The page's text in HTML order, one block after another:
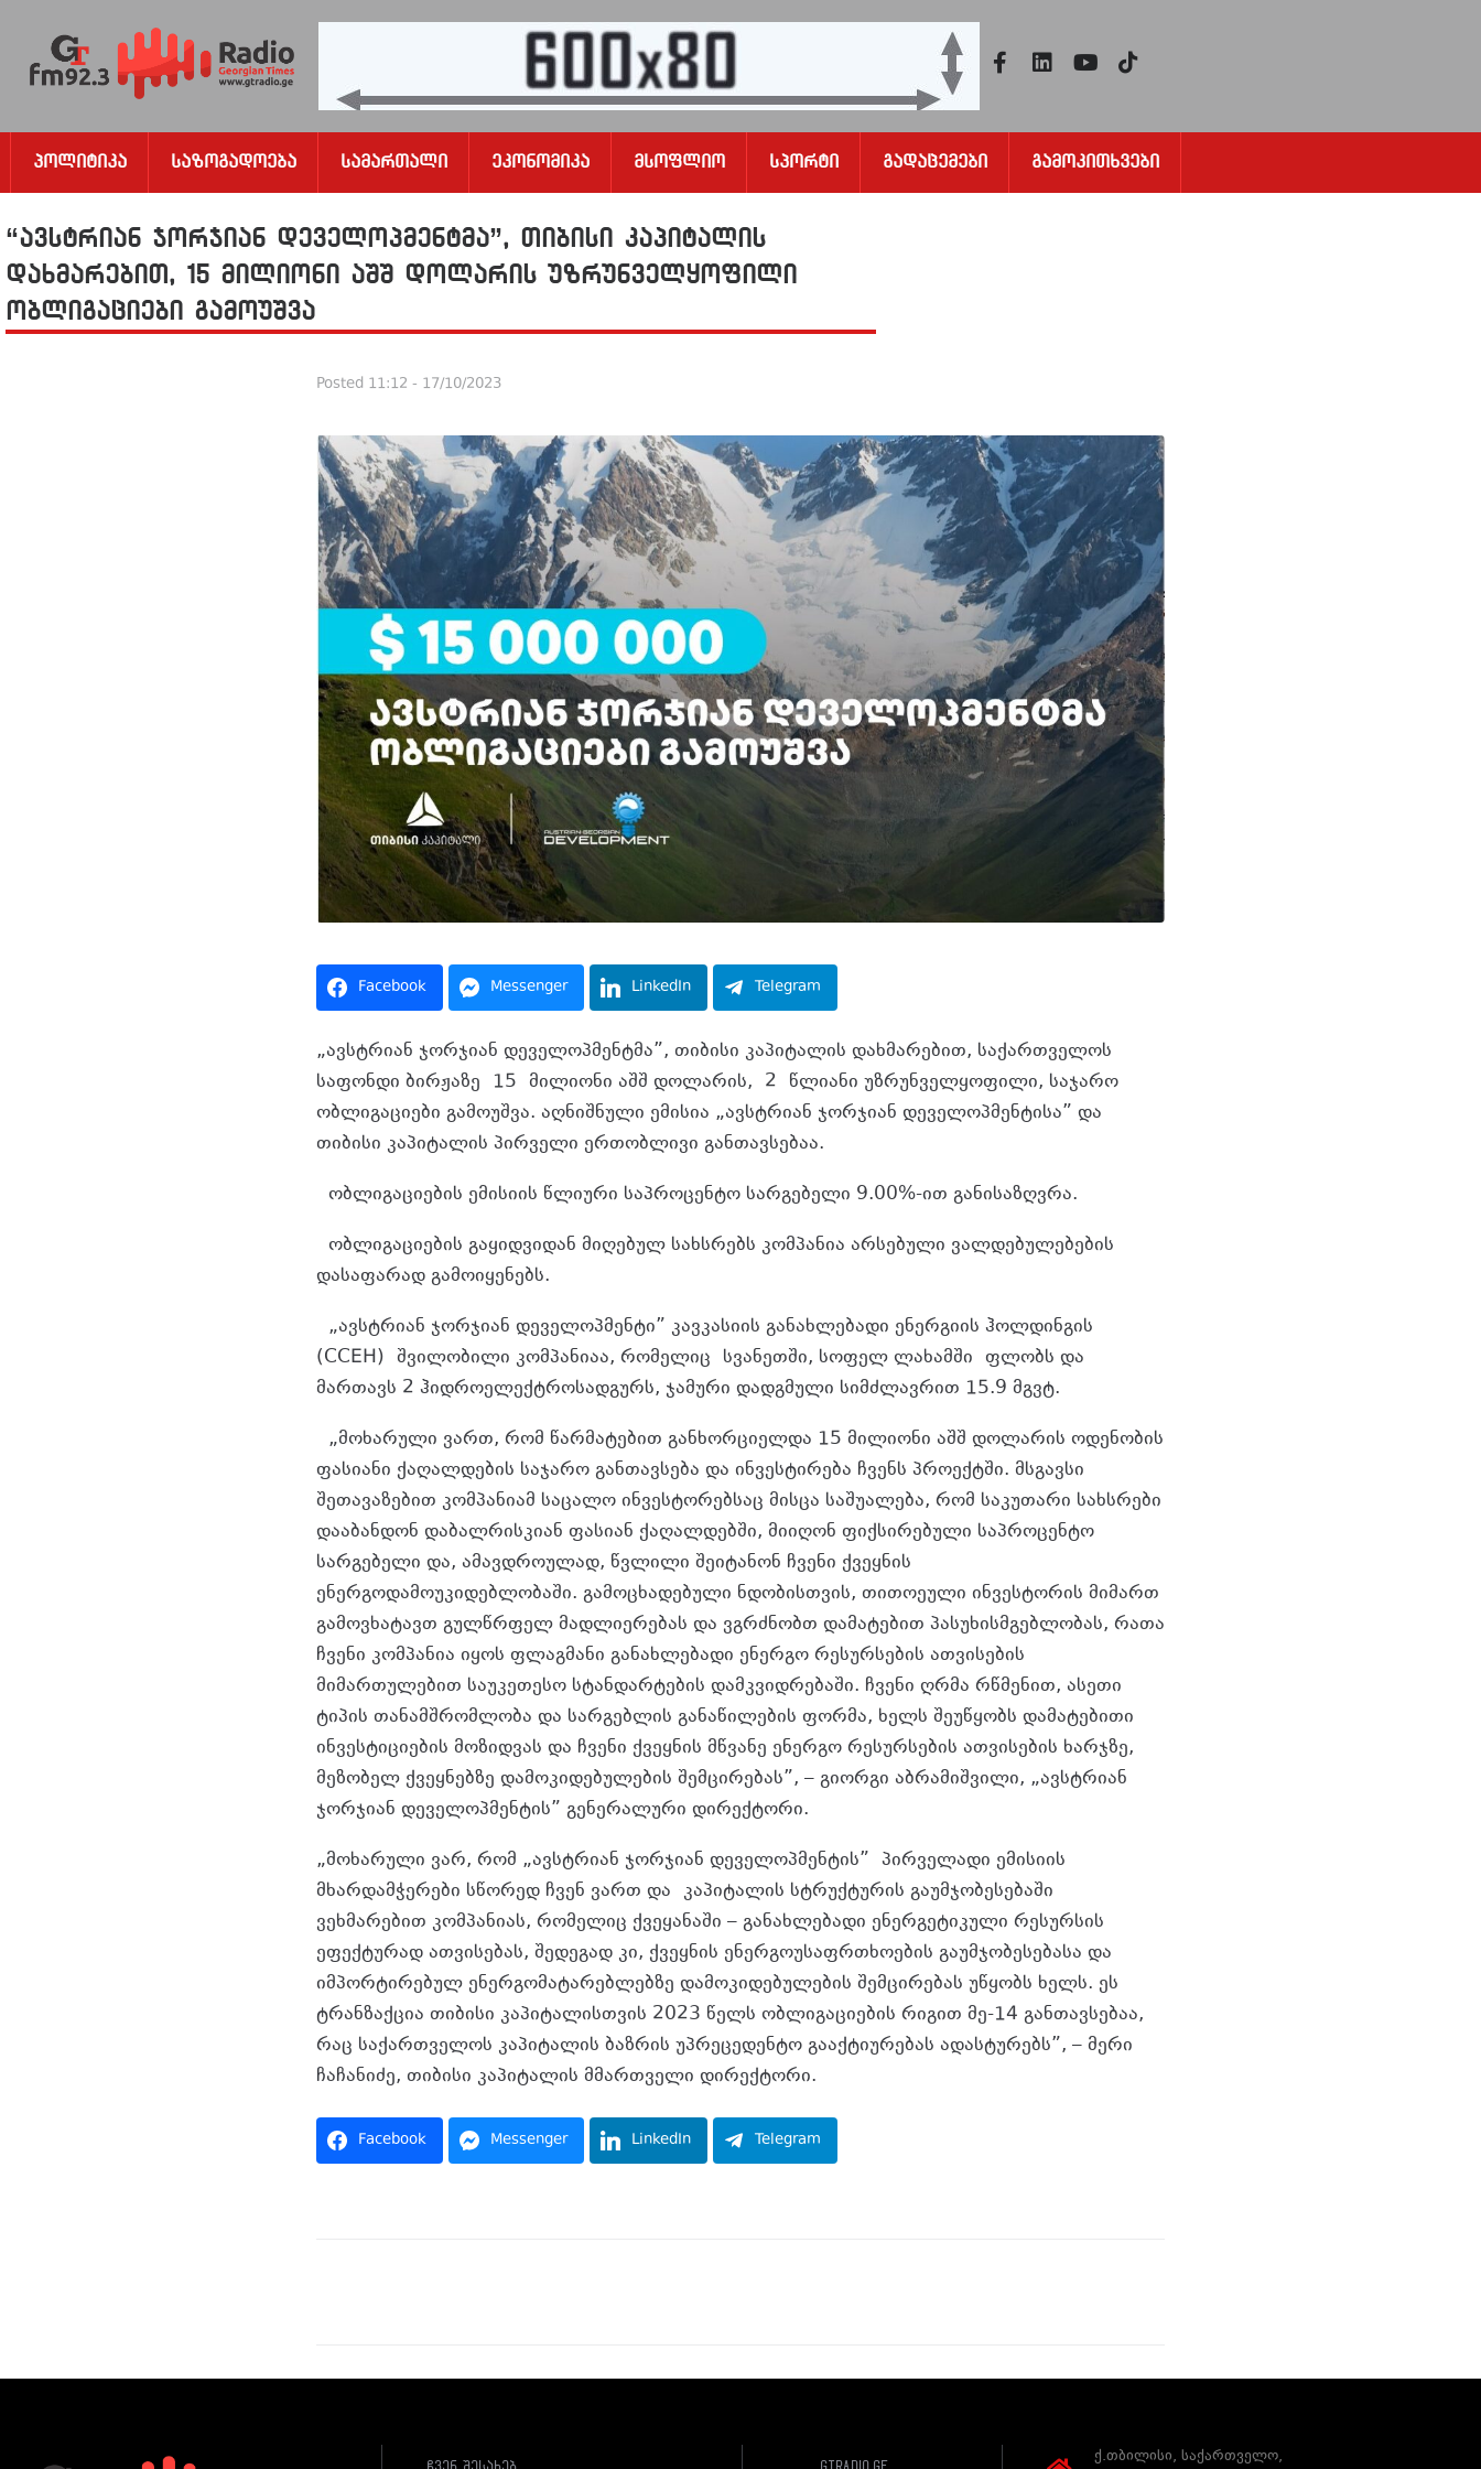
Პოლიტიკა Საზოგადოება Სამართალი Ეკონომიკა Მსოფლიო Სპორტი Გადაცემები Გამოკითხვები
“ავსტრიან ჯორჯიან დეველოპმენტმა”, თიბისი კაპიტალის
დახმარებით, 15 მილიონი აშშ დოლარის უზრუნველყოფილი
ობლიგაციები გამოუშვა
Posted 11:12 - 17/10/2023
Facebook Messenger LinkedIn Telegram
„ავსტრიან ჯორჯიან დეველოპმენტმა”, თიბისი კაპიტალის დახმარებით, საქართველოს
საფონდი ბირჟაზე 15 მილიონი აშშ დოლარის, 2 წლიანი უზრუნველყოფილი, საჯარო
ობლიგაციები გამოუშვა. აღნიშნული ემისია „ავსტრიან ჯორჯიან დეველოპმენტისა” და
თიბისი კაპიტალის პირველი ერთობლივი განთავსებაა.
ობლიგაციების ემისიის წლიური საპროცენტო სარგებელი 9.00%-ით განისაზღვრა.
ობლიგაციების გაყიდვიდან მიღებულ სახსრებს კომპანია არსებული ვალდებულებების
დასაფარად გამოიყენებს.
„ავსტრიან ჯორჯიან დეველოპმენტი” კავკასიის განახლებადი ენერგიის ჰოლდინგის
(CCEH) შვილობილი კომპანიაა, რომელიც სვანეთში, სოფელ ლახამში ფლობს და
მართავს 2 ჰიდროელექტროსადგურს, ჯამური დადგმული სიმძლავრით 15.9 მგვტ.
„მოხარული ვართ, რომ წარმატებით განხორციელდა 15 მილიონი აშშ დოლარის ოდენობის
ფასიანი ქაღალდების საჯარო განთავსება და ინვესტირება ჩვენს პროექტში. მსგავსი
შეთავაზებით კომპანიამ საცალო ინვესტორებსაც მისცა საშუალება, რომ საკუთარი სახსრები
დააბანდონ დაბალრისკიან ფასიან ქაღალდებში, მიიღონ ფიქსირებული საპროცენტო
სარგებელი და, ამავდროულად, წვლილი შეიტანონ ჩვენი ქვეყნის
ენერგოდამოუკიდებლობაში. გამოცხადებული ნდობისთვის, თითოეული ინვესტორის მიმართ
გამოვხატავთ გულწრფელ მადლიერებას და ვგრძნობთ დამატებით პასუხისმგებლობას, რათა
ჩვენი კომპანია იყოს ფლაგმანი განახლებადი ენერგო რესურსების ათვისების
მიმართულებით საუკეთესო სტანდარტების დამკვიდრებაში. ჩვენი ღრმა რწმენით, ასეთი
ტიპის თანამშრომლობა და სარგებლის განაწილების ფორმა, ხელს შეუწყობს დამატებითი
ინვესტიციების მოზიდვას და ჩვენი ქვეყნის მწვანე ენერგო რესურსების ათვისების ხარჯზე,
მეზობელ ქვეყნებზე დამოკიდებულების შემცირებას”, – გიორგი აბრამიშვილი, „ავსტრიან
ჯორჯიან დეველოპმენტის” გენერალური დირექტორი.
„მოხარული ვარ, რომ „ავსტრიან ჯორჯიან დეველოპმენტის” პირველადი ემისიის
მხარდამჭერები სწორედ ჩვენ ვართ და კაპიტალის სტრუქტურის გაუმჯობესებაში
ვეხმარებით კომპანიას, რომელიც ქვეყანაში – განახლებადი ენერგეტიკული რესურსის
ეფექტურად ათვისებას, შედეგად კი, ქვეყნის ენერგოუსაფრთხოების გაუმჯობესებასა და
იმპორტირებულ ენერგომატარებლებზე დამოკიდებულების შემცირებას უწყობს ხელს. ეს
ტრანზაქცია თიბისი კაპიტალისთვის 2023 წელს ობლიგაციების რიგით მე-14 განთავსებაა,
რაც საქართველოს კაპიტალის ბაზრის უპრეცედენტო გააქტიურებას ადასტურებს”, – მერი
ჩაჩანიძე, თიბისი კაპიტალის მმართველი დირექტორი.
Facebook Messenger LinkedIn Telegram
ქ.თბილისი, საქართველო,